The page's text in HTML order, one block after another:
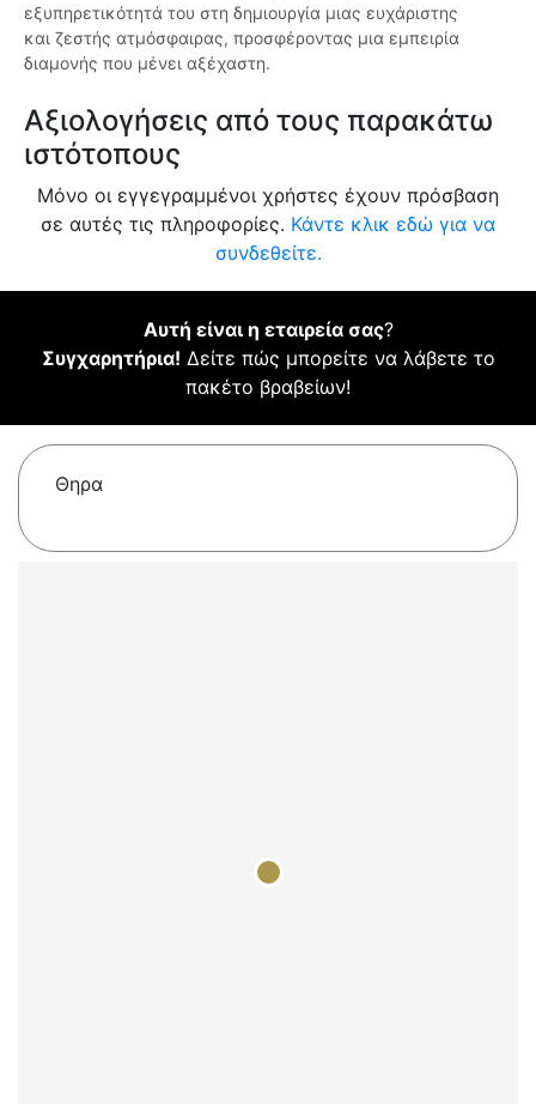
εξυπηρετικότητά του στη δημιουργία μιας ευχάριστης
και ζεστής ατμόσφαιρας, προσφέροντας μια εμπειρία
διαμονής που μένει αξέχαστη.
Αξιολογήσεις από τους παρακάτω
ιστότοπους
Μόνο οι εγγεγραμμένοι χρήστες έχουν πρόσβαση
σε αυτές τις πληροφορίες. Κάντε κλικ εδώ για να
συνδεθείτε.
Αυτή είναι η εταιρεία σας?
Συγχαρητήρια! Δείτε πώς μπορείτε να λάβετε το
πακέτο βραβείων!
Θηρα